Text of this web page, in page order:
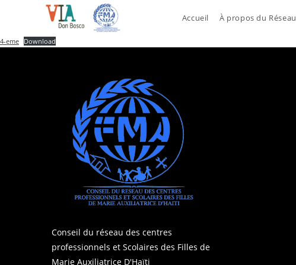
content
Accueil À propos du Réseau
4-eme Download
Conseil du réseau des centres
professionnels et Scolaires des Filles de
Marie Auxiliatrice D'Haïti